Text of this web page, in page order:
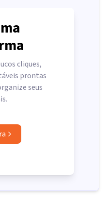
cliques,
prontas
seus